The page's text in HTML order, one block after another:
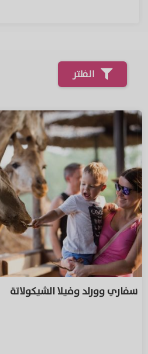
الفلتر
سفاري وورلد وفيلا الشيكولاتة